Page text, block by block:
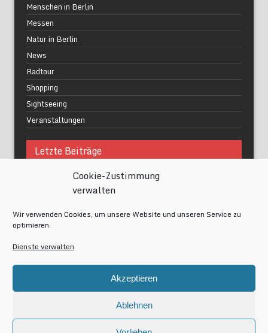
Cookie-Zustimmung
verwalten
Wir verwenden Cookies, um unsere Website und unseren Service zu
optimieren.
Dienste verwalten
Akzeptieren
Ablehnen
Menschen in Berlin
Messen
Natur in Berlin
News
Radtour
Shopping
Sightseeing
Veranstaltungen
Letzte Beiträge
Was macht urbane Lebensqualität wirklich aus?
Grüne Oasen in Berlin
Festival of Lights Berlin 2024
Gesund schlafen im modernen Alltag
WordPress.org